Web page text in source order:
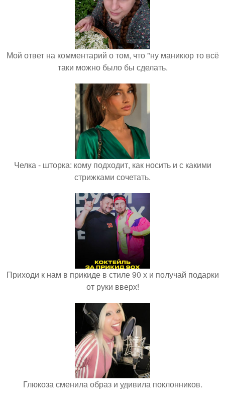
Мой ответ на комментарий о том, что "ну маникюр то всё
таки можно было бы сделать.
Челка - шторка: кому подходит, как носить и с какими
стрижками сочетать.
Приходи к нам в прикиде в стиле 90 х и получай подарки
от руки вверх!
Глюкоза сменила образ и удивила поклонников.